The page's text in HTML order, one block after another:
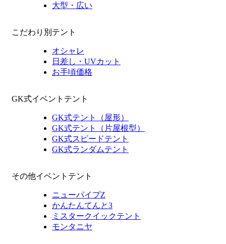
大型・広い
こだわり別テント
オシャレ
日差し・UVカット
お手頃価格
GK式イベントテント
GK式テント（屋形）
GK式テント（片屋根型）
GK式スピードテント
GK式ランダムテント
その他イベントテント
ニューパイプZ
かんたんてんと3
ミスタークイックテント
モンタニヤ